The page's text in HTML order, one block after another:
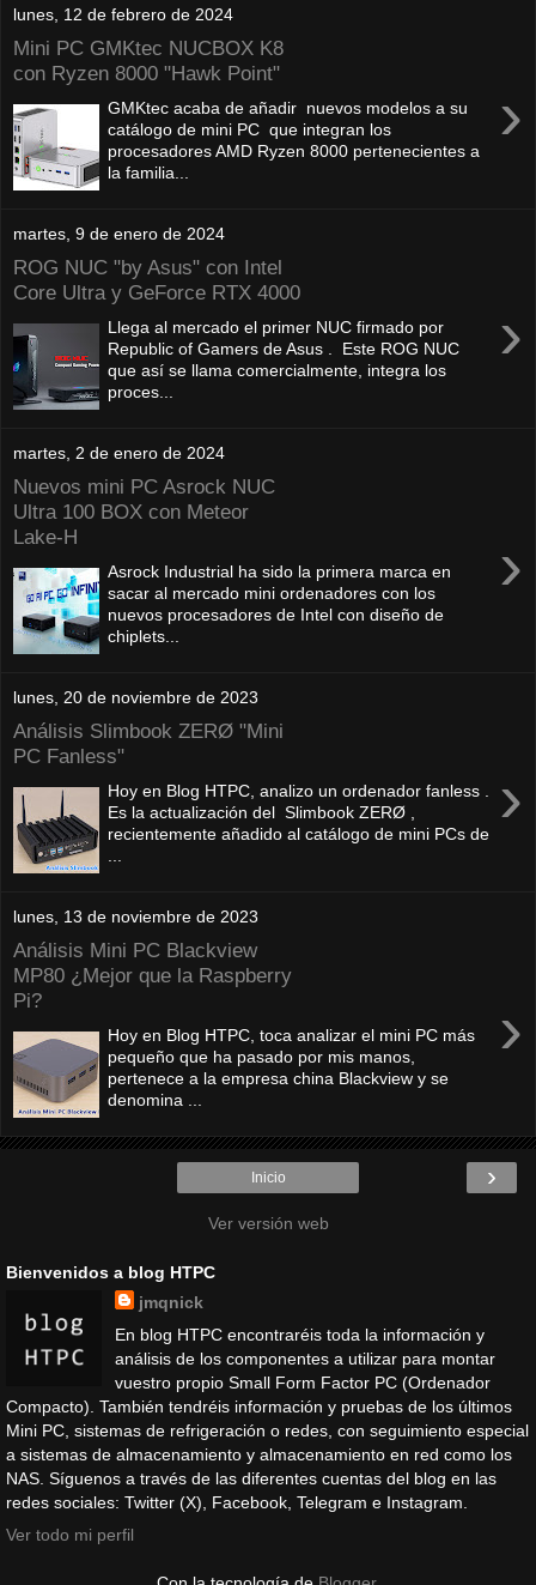
lunes, 12 de febrero de 2024
Mini PC GMKtec NUCBOX K8
con Ryzen 8000 "Hawk Point"
›
GMKtec acaba de añadir nuevos modelos a su
catálogo de mini PC que integran los
procesadores AMD Ryzen 8000 pertenecientes a
la familia...
martes, 9 de enero de 2024
ROG NUC "by Asus" con Intel
Core Ultra y GeForce RTX 4000
›
Llega al mercado el primer NUC firmado por
Republic of Gamers de Asus . Este ROG NUC
que así se llama comercialmente, integra los
proces...
martes, 2 de enero de 2024
Nuevos mini PC Asrock NUC
Ultra 100 BOX con Meteor
Lake-H
›
Asrock Industrial ha sido la primera marca en
sacar al mercado mini ordenadores con los
nuevos procesadores de Intel con diseño de
chiplets...
lunes, 20 de noviembre de 2023
Análisis Slimbook ZERØ "Mini
PC Fanless"
›
Hoy en Blog HTPC, analizo un ordenador fanless .
Es la actualización del Slimbook ZERØ ,
recientemente añadido al catálogo de mini PCs de
lunes, 13 de noviembre de 2023
Análisis Mini PC Blackview
MP80 ¿Mejor que la Raspberry
Pi?
›
Hoy en Blog HTPC, toca analizar el mini PC más
pequeño que ha pasado por mis manos,
pertenece a la empresa china Blackview y se
denomina ...
›
Inicio
Ver versión web
Bienvenidos a blog HTPC
jmqnick
En blog HTPC encontraréis toda la información y
análisis de los componentes a utilizar para montar
vuestro propio Small Form Factor PC (Ordenador
Compacto). También tendréis información y pruebas de los últimos
Mini PC, sistemas de refrigeración o redes, con seguimiento especial
a sistemas de almacenamiento y almacenamiento en red como los
NAS. Síguenos a través de las diferentes cuentas del blog en las
redes sociales: Twitter (X), Facebook, Telegram e Instagram.
Ver todo mi perfil